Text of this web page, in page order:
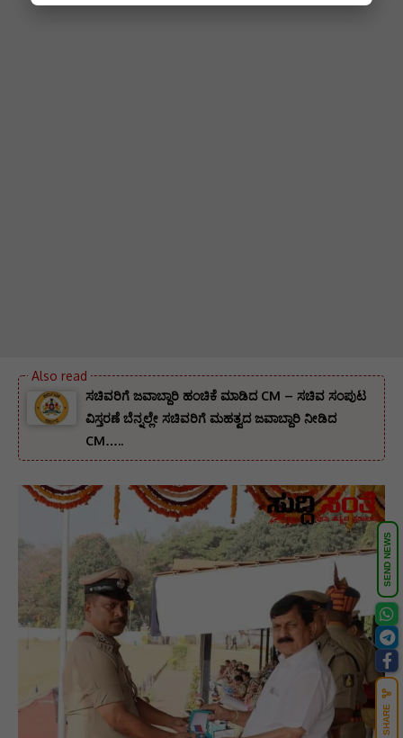
ಸಚಿವರಿಗೆ ಜವಾಬ್ದಾರಿ ಹಂಚಿಕೆ ಮಾಡಿದ CM – ಸಚಿವ ಸಂಪುಟ
ವಿಸ್ತರಣೆ ಬೆನ್ನಲ್ಲೇ ಸಚಿವರಿಗೆ ಮಹತ್ವದ ಜವಾಬ್ದಾರಿ ನೀಡಿದ
CM…..
SEND NEWS
SHARE